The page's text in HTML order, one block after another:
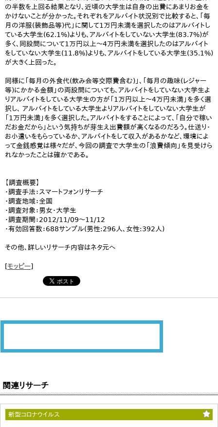
の半数を上回る結果となり、近頃の大学生は自身の出費にあまりお金を
かけないことが分かった。それぞれをアルバイト状況別で比較すると、「毎
月の洋服(装飾品等)代」に関して1万円未満を選択したのはアルバイトし
ている大学生(62.1%)よりも、アルバイトをしていない大学生(83.7%)が
多く、同設問について1万円以上～4万円未満を選択したのはアルバイト
をしていない大学生(11.8%)よりも、アルバイトをしている大学生(35.1%)
が大きく上回った。
同様に「毎月の外食代(飲み会等交際費含む)」、「毎月の趣味(レジャー
等)にかかる金額」の両設問についても、アルバイトをしていない大学生よ
りアルバイトをしている大学生の方が「1万円以上～4万円未満」を多く選
択し、 アルバイトをしている大学生よりアルバイトをしていない大学生が
「1万円未満」を多く選択した。アルバイトをすることによって、「自分で稼い
だお金だから」という気持ちが芽生え出費額が高くなるのだろう。仕送り・
お小遣いをもらっているか、アルバイトをして収入があるかなど、環境によ
って金銭感覚は様々だが、今回の調査で大学生の「浪費傾向」を見受けら
れなかったことは確かである。
【調査概要】
・調査手法：スマートフォンリサーチ
・調査地域：全国
・調査対象：男女・大学生
・調査期間：2012/11/09～11/12
・有効回答数：688サンプル(男性:296人、女性:392人)
その他、詳しいリサーチ内容はネタ元へ
[モッピー]
関連リサーチ
新型コロナウイルス